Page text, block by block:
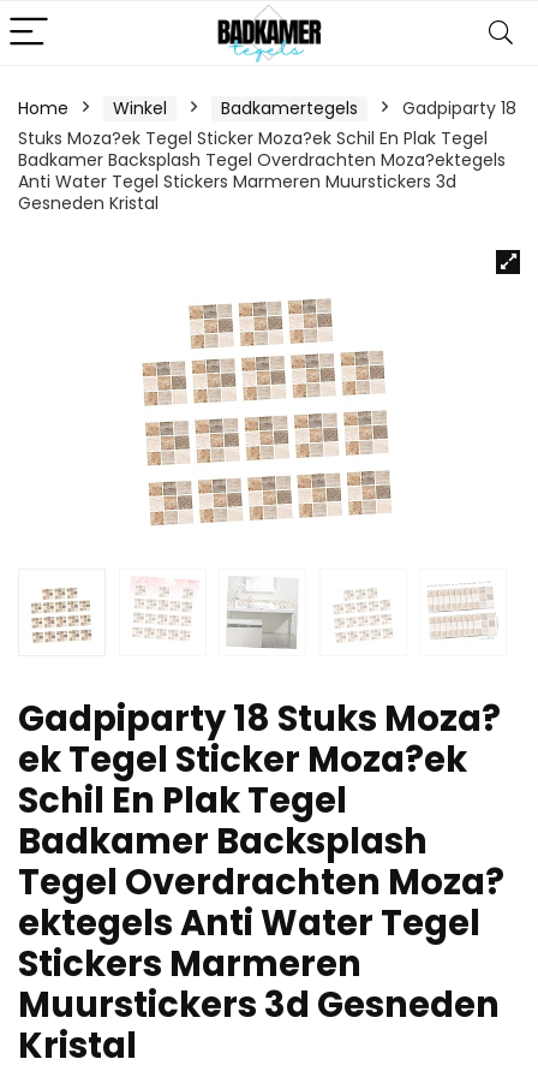
Home Winkel Badkamertegels
Gadpiparty 18
Stuks Moza?ek Tegel Sticker Moza?ek Schil En Plak Tegel
Badkamer Backsplash Tegel Overdrachten Moza?ektegels
Anti Water Tegel Stickers Marmeren Muurstickers 3d
Gesneden Kristal
Gadpiparty 18 Stuks Moza?
ek Tegel Sticker Moza?ek
Schil En Plak Tegel
Badkamer Backsplash
Tegel Overdrachten Moza?
ektegels Anti Water Tegel
Stickers Marmeren
Muurstickers 3d Gesneden
Kristal